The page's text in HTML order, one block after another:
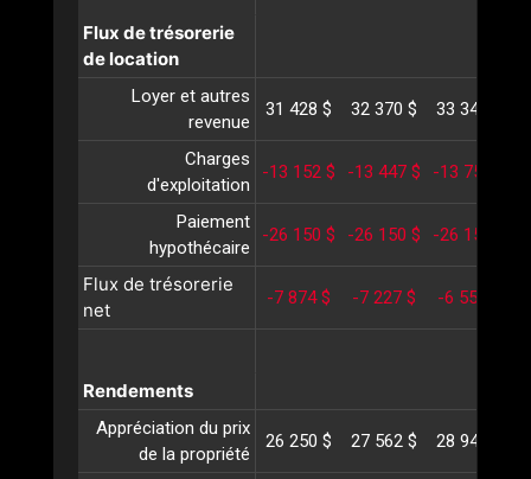
Flux de trésorerie
de location
Loyer et autres
revenue
31 428 $ 32 370 $ 33 341 $
Charges
d'exploitation
-13 152 $ -13 447 $ -13 750 $
Paiement
hypothécaire
-26 150 $ -26 150 $ -26 150 $
Flux de trésorerie
net
-7 874 $ -7 227 $ -6 558 $
Rendements
Appréciation du prix
de la propriété
26 250 $ 27 562 $ 28 940 $